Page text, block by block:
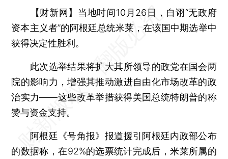
【财新网】 当地时间10月26日，自诩“无政府
资本主义者”的阿根廷总统米莱，在该国中期选举中
获得决定性胜利。
此次选举结果将扩大其所领导的政党在国会两
院的影响力，增强其推动激进自由化市场改革的政
治实力——这些改革举措获得美国总统特朗普的称
赞与资金支持。
阿根廷《号角报》报道援引阿根廷内政部公布
的数据称，在92%的选票统计完成后，米莱所属的